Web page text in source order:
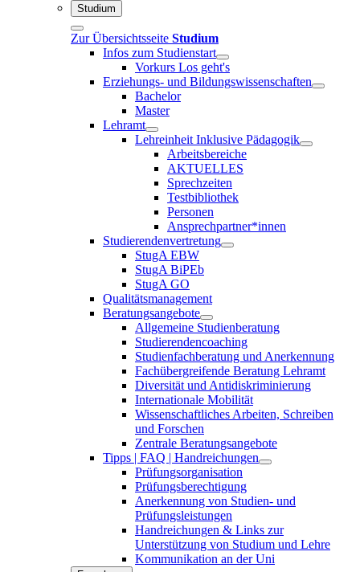
Studium
Zur Übersichtsseite Studium
Infos zum Studienstart
Vorkurs Los geht's
Erziehungs- und Bildungswissenschaften
Bachelor
Master
Lehramt
Lehreinheit Inklusive Pädagogik
Arbeitsbereiche
AKTUELLES
Sprechzeiten
Testbibliothek
Personen
Ansprechpartner*innen
Studierendenvertretung
StugA EBW
StugA BiPEb
StugA GO
Qualitätsmanagement
Beratungsangebote
Allgemeine Studienberatung
Studierendencoaching
Studienfachberatung und Anerkennung
Fachübergreifende Beratung Lehramt
Diversität und Antidiskriminierung
Internationale Mobilität
Wissenschaftliches Arbeiten, Schreiben
und Forschen
Zentrale Beratungsangebote
Tipps | FAQ | Handreichungen
Prüfungsorganisation
Prüfungsberechtigung
Anerkennung von Studien- und
Prüfungsleistungen
Handreichungen & Links zur
Unterstützung von Studium und Lehre
Kommunikation an der Uni